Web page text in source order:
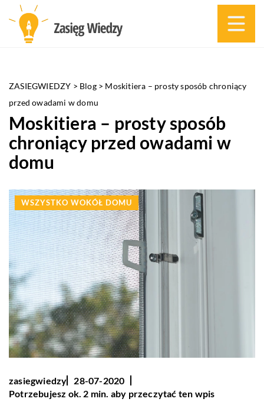
ZASIEGWIEDZY > Blog> Moskitiera – prosty sposób chroniący
przed owadami w domu
Moskitiera – prosty sposób
chroniący przed owadami w
domu
WSZYSTKO WOKÓŁ DOMU
zasiegwiedzy
28-07-2020
Potrzebujesz ok. 2 min. aby przeczytać ten wpis